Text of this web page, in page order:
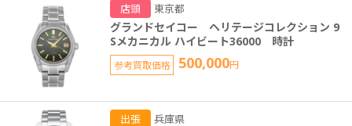
店頭 東京都
グランドセイコー ヘリテージコレクション 9
Sメカニカル ハイビート36000 時計
参考買取価格 500,000円
出張 兵庫県